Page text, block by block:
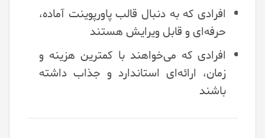
افرادی که به دنبال قالب پاورپوینت آماده،
حرفه‌ای و قابل ویرایش هستند
افرادی که می‌خواهند با کمترین هزینه و
زمان، ارائه‌ای استاندارد و جذاب داشته
باشند